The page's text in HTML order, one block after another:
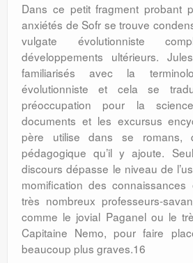
Dans ce petit fragment probant
anxiétés de Sofr se trouve
vulgate évolutionniste
développements ultérieurs.
familiarisés avec la
évolutionniste et cela se
préoccupation pour la
documents et les excursus
père utilise dans se
pédagogique qu’il y ajoute.
discours dépasse le niveau de
momification des
très nombreux professeurs-
comme le jovial Paganel ou le
Capitaine Nemo, pour faire
beaucoup plus graves.16